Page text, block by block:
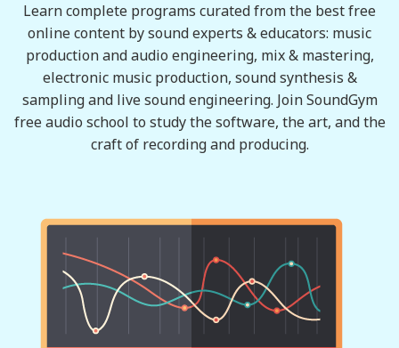
Learn complete programs curated from the best free
online content by sound experts & educators: music
production and audio engineering, mix & mastering,
electronic music production, sound synthesis &
sampling and live sound engineering. Join SoundGym
free audio school to study the software, the art, and the
craft of recording and producing.